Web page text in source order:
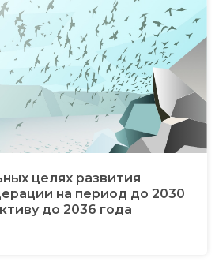
целях развития
на период до 2030
до 2036 года